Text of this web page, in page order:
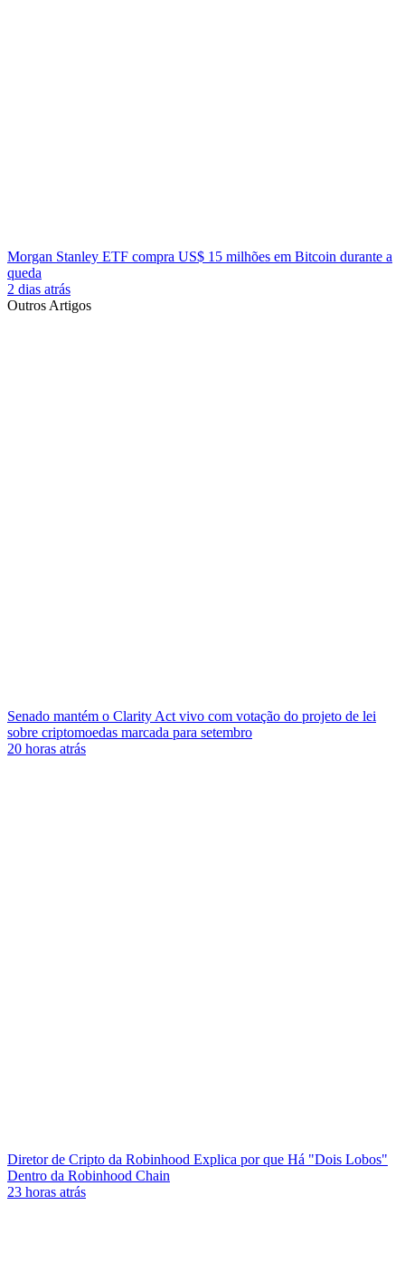
Morgan Stanley ETF compra US$ 15 milhões em Bitcoin durante a
queda
2 dias atrás
Outros Artigos
Senado mantém o Clarity Act vivo com votação do projeto de lei
sobre criptomoedas marcada para setembro
20 horas atrás
Diretor de Cripto da Robinhood Explica por que Há "Dois Lobos"
Dentro da Robinhood Chain
23 horas atrás